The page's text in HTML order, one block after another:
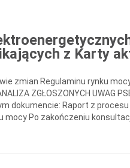
z Karty
zmian Regulaminu rynku
ZGŁOSZONYCH UWAG
dokumencie: Raport z
mocy Po zakończeniu